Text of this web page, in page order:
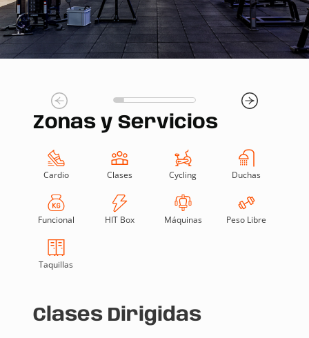
Zonas y Servicios
Cardio Clases Cycling Duchas
Funcional HIT Box Máquinas Peso Libre
Taquillas
Clases Dirigidas